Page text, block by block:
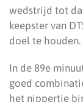
wedstrijd tot
keepster van
doel te houden.
In de 89e
goed
het nippertje